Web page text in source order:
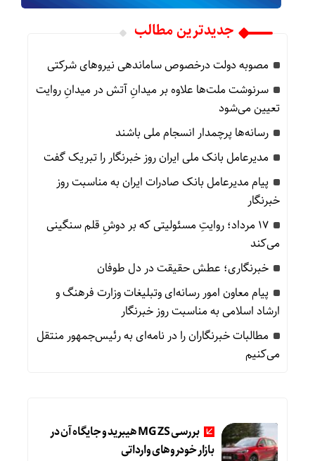
جدیدترین مطالب
مصوبه دولت درخصوص ساماندهی نیروهای شرکتی
سرنوشت ملت‌ها علاوه بر میدانِ آتش در میدانِ روایت
تعیین می‌شود
رسانه‌ها پرچمدار انسجام ملی باشند
مدیرعامل بانک ملی ایران روز خبرنگار را تبریک گفت
پیام مدیرعامل بانک صادرات ایران به مناسبت روز
خبرنگار
۱۷ مرداد؛ روایتِ مسئولیتی که بر دوشِ قلم سنگینی
می‌کند
خبرنگاری؛ عطش حقیقت در دل طوفان
پیام معاون امور رسانه‌ای وتبلیغات وزارت فرهنگ و
ارشاد اسلامی به مناسبت روز خبرنگار
مطالبات خبرنگاران را در نامه‌ای به رئیس‌جمهور منتقل
می‌کنیم
بررسی MG ZS هیبرید و جایگاه آن در
بازار خودروهای وارداتی